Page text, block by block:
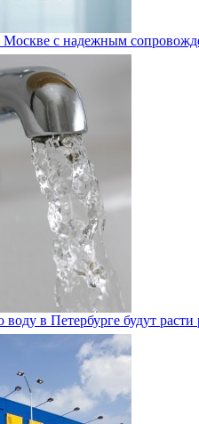
с надежным
в Петербурге будут